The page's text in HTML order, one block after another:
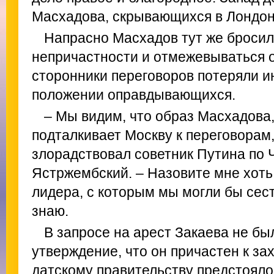
Масхадова, скрывающихся в
Напрасно Масхадов тут же
непричастности и отмежевываться
сторонники переговоров потеряли
положении оправдывающихся.
– Мы видим, что образ Масхадова,
подталкивает Москву к
злорадствовал советник Путина по
Ястржембский. – Назовите мне хоть
лидера, с которым мы могли бы
знаю.
В запросе на арест Закаева не
утверждение, что он причастен к
датскому правительству